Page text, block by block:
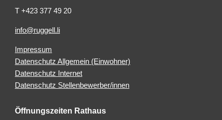
T +423 377 49 20
info@ruggell.li
Impressum
Datenschutz Allgemein (Einwohner)
Datenschutz Internet
Datenschutz Stellenbewerber/innen
Öffnungszeiten Rathaus